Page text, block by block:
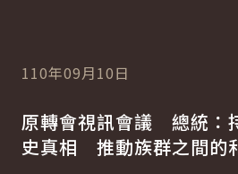
110年09月10日
原轉會視訊會議 總統：
史真相 推動族群之間的